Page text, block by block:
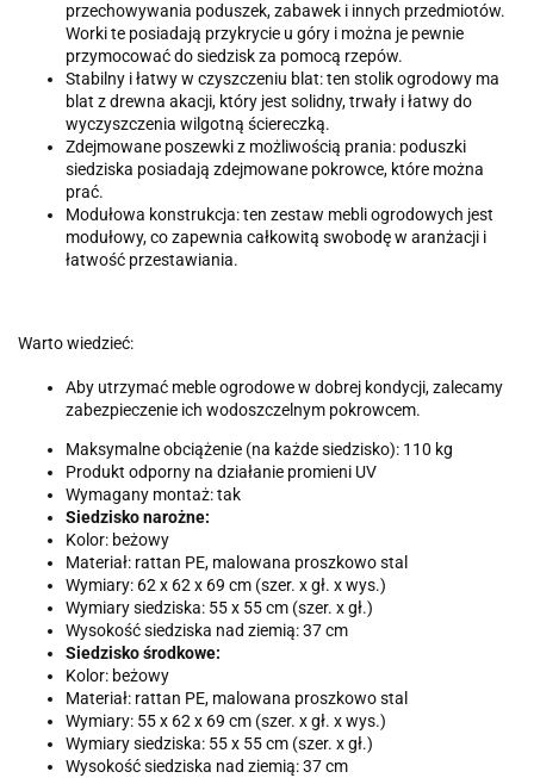
przechowywania poduszek, zabawek i innych przedmiotów.
Worki te posiadają przykrycie u góry i można je pewnie
przymocować do siedzisk za pomocą rzepów.
Stabilny i łatwy w czyszczeniu blat: ten stolik ogrodowy ma
blat z drewna akacji, który jest solidny, trwały i łatwy do
wyczyszczenia wilgotną ściereczką.
Zdejmowane poszewki z możliwością prania: poduszki
siedziska posiadają zdejmowane pokrowce, które można
prać.
Modułowa konstrukcja: ten zestaw mebli ogrodowych jest
modułowy, co zapewnia całkowitą swobodę w aranżacji i
łatwość przestawiania.
Warto wiedzieć:
Aby utrzymać meble ogrodowe w dobrej kondycji, zalecamy
zabezpieczenie ich wodoszczelnym pokrowcem.
Maksymalne obciążenie (na każde siedzisko): 110 kg
Produkt odporny na działanie promieni UV
Wymagany montaż: tak
Siedzisko narożne:
Kolor: beżowy
Materiał: rattan PE, malowana proszkowo stal
Wymiary: 62 x 62 x 69 cm (szer. x gł. x wys.)
Wymiary siedziska: 55 x 55 cm (szer. x gł.)
Wysokość siedziska nad ziemią: 37 cm
Siedzisko środkowe:
Kolor: beżowy
Materiał: rattan PE, malowana proszkowo stal
Wymiary: 55 x 62 x 69 cm (szer. x gł. x wys.)
Wymiary siedziska: 55 x 55 cm (szer. x gł.)
Wysokość siedziska nad ziemią: 37 cm